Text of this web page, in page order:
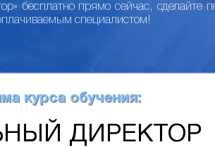
бесплатно прямо сейчас, сделайте
специалистом!
курса обучения:
ДИРЕКТОР